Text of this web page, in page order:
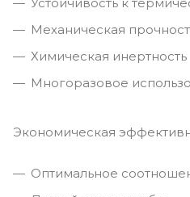
Механическая
Химическая инертность
Многоразовое
Экономическая
Оптимальное